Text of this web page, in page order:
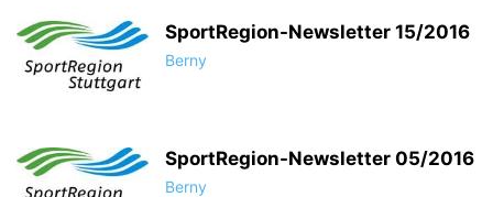
SportRegion-Newsletter 15/2016
Berny
SportRegion-Newsletter 05/2016
Berny